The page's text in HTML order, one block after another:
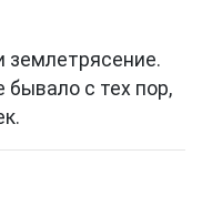
землетрясение.
бывало с тех пор,